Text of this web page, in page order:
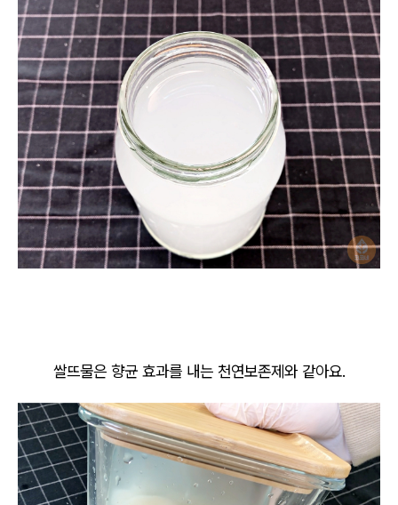
쌀뜨물은 향균 효과를 내는 천연보존제와 같아요.